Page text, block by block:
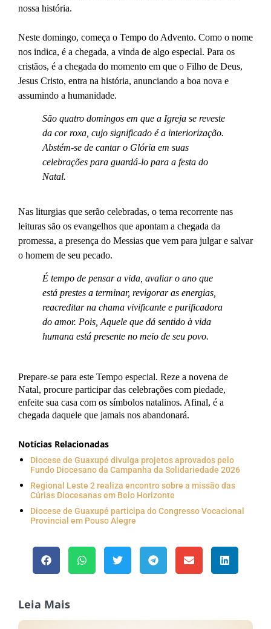
nossa história.
Neste domingo, começa o Tempo do Advento. Como o nome
nos indica, é a chegada, a vinda de algo especial. Para os
cristãos, é a chegada do momento em que o Filho de Deus,
Jesus Cristo, entra na história, anunciando a boa nova e
assumindo a humanidade.
São quatro domingos em que a Igreja se reveste
da cor roxa, cujo significado é a interiorização.
Abstém-se de cantar o Glória em suas
celebrações para guardá-lo para a festa do
Natal.
Nas liturgias que serão celebradas, o tema recorrente nas
leituras são os evangelhos que apontam a chegada da
promessa, a presença do Messias que vem para julgar e salvar
o homem de seu pecado.
É tempo de pensar a vida, avaliar o ano que
está prestes a terminar, revigorar as energias,
reacreditar na chama vivificante e purificadora
do amor. Pois, Aquele que dá sentido à vida
humana está presente no meio de seu povo.
Prepare-se para este Tempo especial. Reze a novena de
Natal, procure participar das celebrações com piedade,
enfeite sua casa com os símbolos natalinos. Afinal, é a
chegada daquele que jamais nos abandonará.
Notícias Relacionadas
Diocese de Guaxupé divulga projetos aprovados pelo
Fundo Diocesano da Campanha da Solidariedade 2026
Regional Leste 2 realiza encontro sobre a missão das
Cúrias Diocesanas em Belo Horizonte
Diocese de Guaxupé participa do Congresso Vocacional
Provincial em Pouso Alegre
Leia Mais